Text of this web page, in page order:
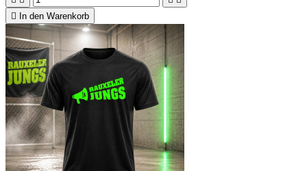

In den Warenkorb